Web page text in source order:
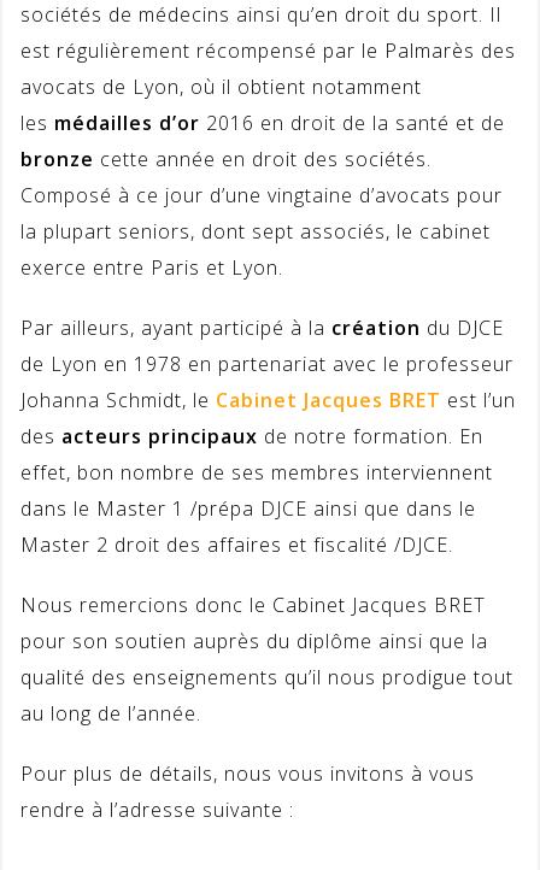
sociétés de médecins ainsi qu’en droit du sport. Il
est régulièrement récompensé par le Palmarès des
avocats de Lyon, où il obtient notamment
les médailles d’or 2016 en droit de la santé et de
bronze cette année en droit des sociétés.
Composé à ce jour d’une vingtaine d’avocats pour
la plupart seniors, dont sept associés, le cabinet
exerce entre Paris et Lyon.
Par ailleurs, ayant participé à la création du DJCE
de Lyon en 1978 en partenariat avec le professeur
Johanna Schmidt, le Cabinet Jacques BRET est l’un
des acteurs principaux de notre formation. En
effet, bon nombre de ses membres interviennent
dans le Master 1 /prépa DJCE ainsi que dans le
Master 2 droit des affaires et fiscalité /DJCE.
Nous remercions donc le Cabinet Jacques BRET
pour son soutien auprès du diplôme ainsi que la
qualité des enseignements qu’il nous prodigue tout
au long de l’année.
Pour plus de détails, nous vous invitons à vous
rendre à l’adresse suivante :